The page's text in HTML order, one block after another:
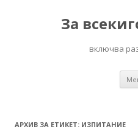
За
включва
АРХИВ ЗА ЕТИКЕТ: ИЗПИТАНИЕ